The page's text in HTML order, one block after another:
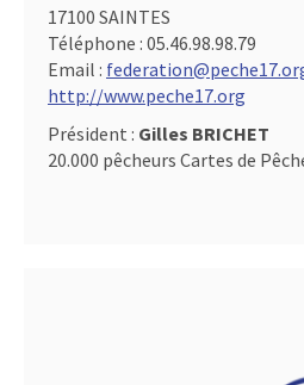
17100 SAINTES
Téléphone : 05.46.98.98.79
Email :
http://www.peche17.org
Président : Gilles BRICHET
20.000 pêcheurs Cartes de